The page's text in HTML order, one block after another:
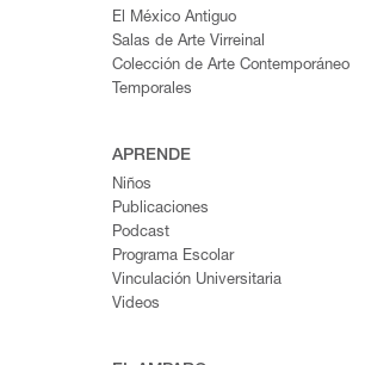
El México Antiguo
Salas de Arte Virreinal
Colección de Arte Contemporáneo
Temporales
APRENDE
Niños
Publicaciones
Podcast
Programa Escolar
Vinculación Universitaria
Videos